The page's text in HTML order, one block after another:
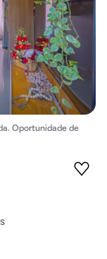
Oportunidade de